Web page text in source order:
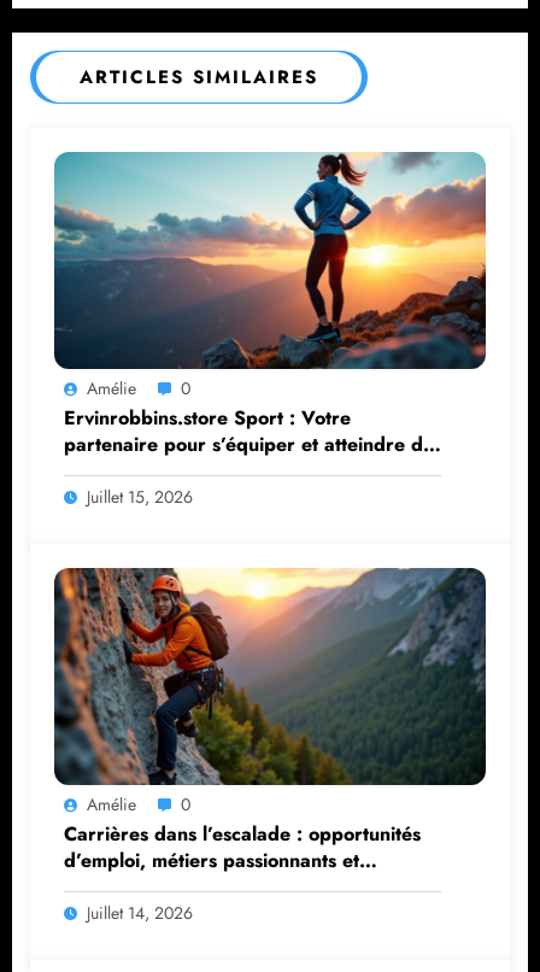
ARTICLES SIMILAIRES
Amélie 0
Ervinrobbins.store Sport : Votre
partenaire pour s’équiper et atteindre de
nouveaux sommets
Juillet 15, 2026
Amélie 0
Carrières dans l’escalade : opportunités
d’emploi, métiers passionnants et
parcours de formation
Juillet 14, 2026